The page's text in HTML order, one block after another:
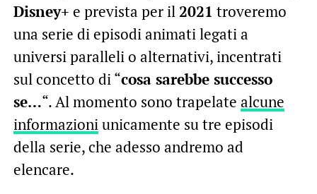
Disney+ e prevista per il2021 troveremo
una serie di episodi animati legati a
universi paralleli o alternativi, incentrati
sul concetto di “cosa sarebbe successo
se…“. Al momento sono trapelate alcune
informazioniunicamente su tre episodi
della serie, che adesso andremo ad
elencare.